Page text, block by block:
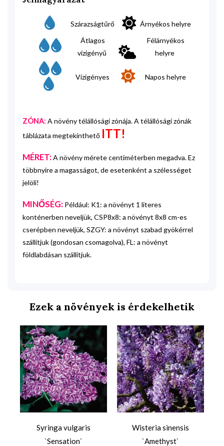
Szárazságtűrő
Árnyékos helyre
Átlagos
vízigényű
Félárnyékos
helyre
Vízigényes Napos helyre
ZÓNA: A növény télállósági zónája. A télállósági zónák
táblázata megtekinthető ITT!
MÉRET:A növény mérete centiméterben megadva. Ez
többnyire a magasságot, de esetenként a szélességet
jelöli!
MINŐSÉG: Például: K1: a növényt 1 literes
konténerben neveljük, CSP8x8: a növényt 8x8 cm-es
cserépben neveljük, SZGY: a növényt szabad gyökérrel
szállítjuk (gondosan csomagolva), FL: a növényt
földlabdásan szállítjuk.
Ezek a növények is érdekelhetik
Syringa vulgaris
`Sensation`
Wisteria sinensis
`Amethyst`